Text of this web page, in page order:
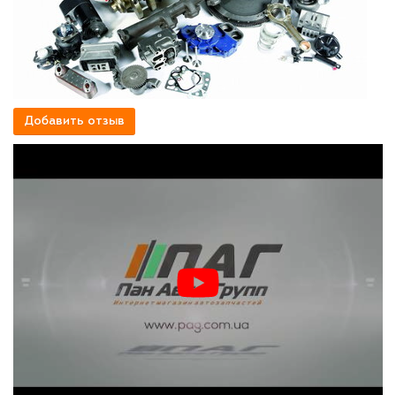
Добавить отзыв